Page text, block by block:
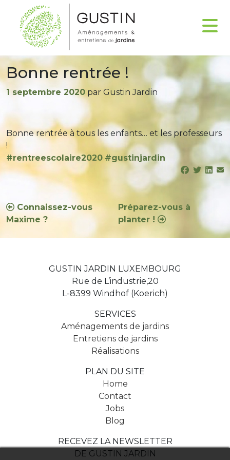
Bonne rentrée !
Publié
1 septembre 2020 par Gustin Jardin
Bonne rentrée à tous les enfants… et les professeurs
!
#rentreescolaire2020 #gustinjardin
Navigation
de
l’article
Connaissez-vous
Maxime ?
Préparez-vous à
planter !
GUSTIN JARDIN LUXEMBOURG
Rue de L’industrie,20
L-8399 Windhof (Koerich)
SERVICES
Aménagements de jardins
Entretiens de jardins
Réalisations
PLAN DU SITE
Home
Contact
Jobs
Blog
RECEVEZ LA NEWSLETTER
DE GUSTIN JARDIN